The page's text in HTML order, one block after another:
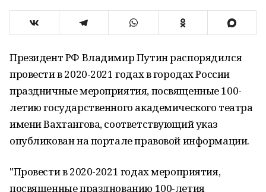
Президент РФ Владимир Путин распорядился
провести в 2020-2021 годах в городах России
праздничные мероприятия, посвященные 100-
летию государственного академического театра
имени Вахтангова, соответствующий указ
опубликован на портале правовой информации.
"Провести в 2020-2021 годах мероприятия,
посвященные празднованию 100-летия